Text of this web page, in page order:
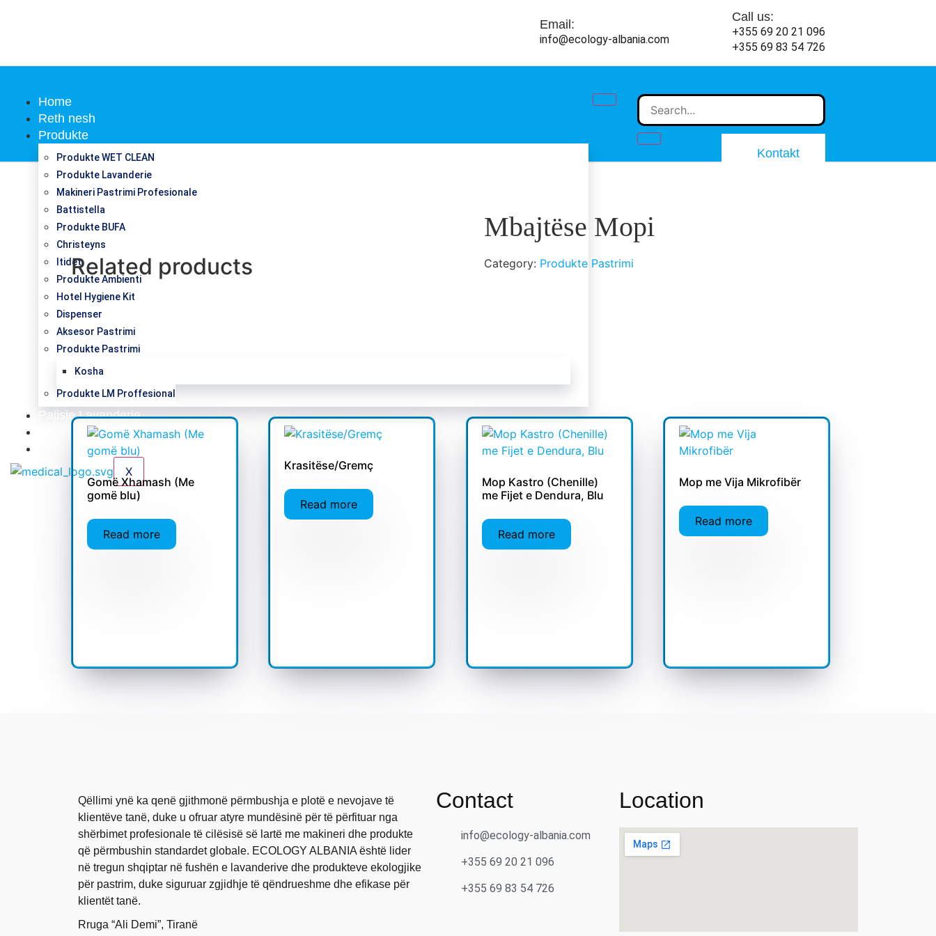
Email:
info@ecology-albania.com
Call us:
+355 69 20 21 096
+355 69 83 54 726
Home
Reth nesh
Produkte
Produkte WET CLEAN
Produkte Lavanderie
Makineri Pastrimi Profesionale
Battistella
Produkte BUFA
Christeyns
Itidet
Produkte Ambienti
Hotel Hygiene Kit
Dispenser
Aksesor Pastrimi
Produkte Pastrimi
Kosha
Produkte LM Proffesional
Pajisje Lavanderie
X
Kontakt
Mbajtëse Mopi
Category: Produkte Pastrimi
Related products
Gomë Xhamash (Me
gomë blu)
Read more
Krasitëse/Gremç
Read more
Mop Kastro (Chenille)
me Fijet e Dendura, Blu
Read more
Mop me Vija Mikrofibër
Read more
Qëllimi ynë ka qenë gjithmonë përmbushja e plotë e nevojave të
klientëve tanë, duke u ofruar atyre mundësinë për të përfituar nga
shërbimet profesionale të cilësisë së lartë me makineri dhe produkte
që përmbushin standardet globale. ECOLOGY ALBANIA është lider
në tregun shqiptar në fushën e lavanderive dhe produkteve ekologjike
për pastrim, duke siguruar zgjidhje të qëndrueshme dhe efikase për
klientët tanë.
Rruga “Ali Demi”, Tiranë
Contact
info@ecology-albania.com
+355 69 20 21 096
+355 69 83 54 726
Location